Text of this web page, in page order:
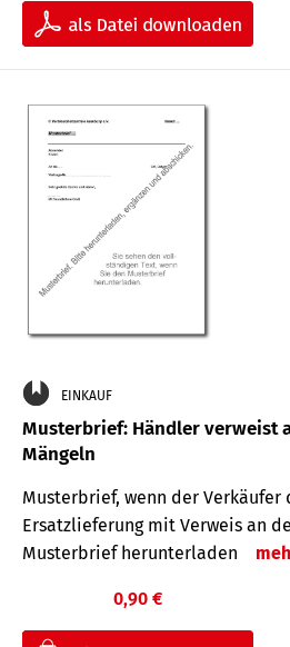
EINKAUF
Musterbrief: Händler verweist
Mängeln
Musterbrief, wenn der
Ersatzlieferung mit Verweis an
Musterbrief herunterladen
0,90 €